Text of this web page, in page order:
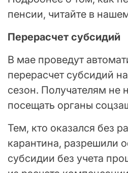
пенсии, читайте в
Перерасчет субсидий
В мае проведут
перерасчет субсидий
сезон. Получателям не
посещать органы
Тем, кто оказался без
карантина, разрешили
субсидии без учета